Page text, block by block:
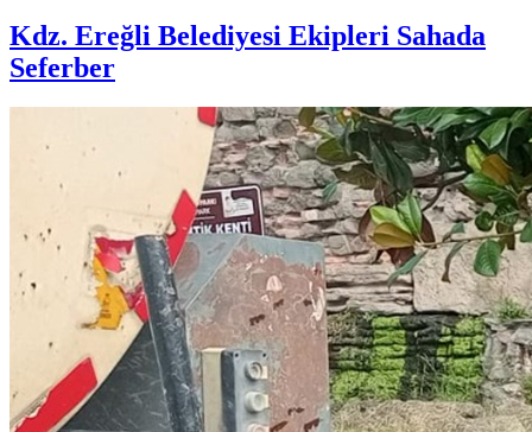
Kdz. Ereğli Belediyesi Ekipleri Sahada
Seferber